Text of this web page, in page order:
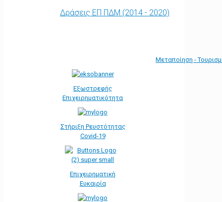
Δράσεις ΕΠ ΠΔΜ (2014 - 2020)
Μεταποίηση -
Εξωστρεφής
Επιχειρηματικότητα
Στήριξη Ρευστότητας
Covid-19
Επιχειρηματική
Ευκαιρία